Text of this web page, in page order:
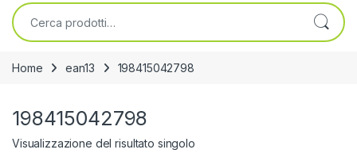
Cerca:
Home ean13 198415042798
198415042798
Visualizzazione del risultato singolo